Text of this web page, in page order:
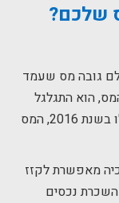
שלכם?
גובה מס שעמד
הוא התגלגל
לקונה הנכס, אך הודות לשינויי החוקים שחלו בשנת 2016, המס
מאפשרת לקזז
נכסים